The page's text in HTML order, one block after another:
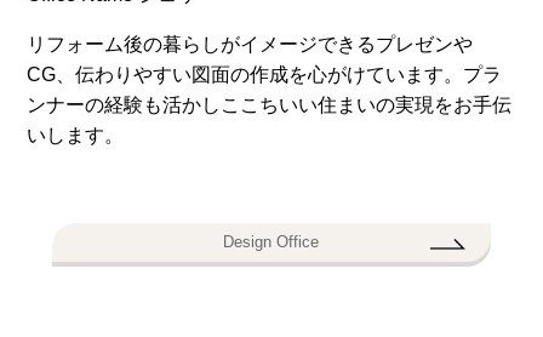
リフォーム後の暮らしがイメージできるプレゼンや
CG、伝わりやすい図面の作成を心がけています。プラ
ンナーの経験も活かしここちいい住まいの実現をお手伝
いします。
Design Office